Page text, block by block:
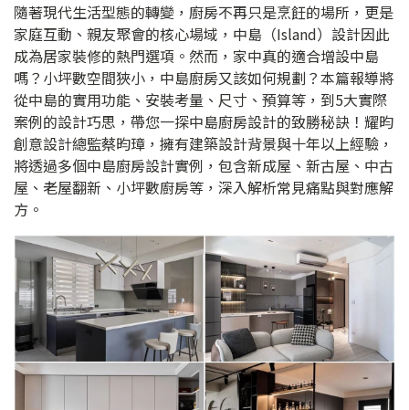
隨著現代生活型態的轉變，廚房不再只是烹飪的場所，更是
家庭互動、親友聚會的核心場域，中島（Island）設計因此
成為居家裝修的熱門選項。然而，家中真的適合增設中島
嗎？小坪數空間狹小，中島廚房又該如何規劃？本篇報導將
從中島的實用功能、安裝考量、尺寸、預算等，到5大實際
案例的設計巧思，帶您一探中島廚房設計的致勝秘訣！耀昀
創意設計總監蔡昀璋，擁有建築設計背景與十年以上經驗，
將透過多個中島廚房設計實例，包含新成屋、新古屋、中古
屋、老屋翻新、小坪數廚房等，深入解析常見痛點與對應解
方。